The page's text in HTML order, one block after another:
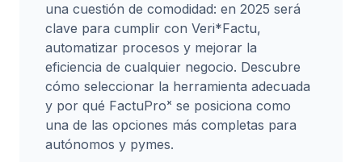
una cuestión de comodidad: en 2025 será
clave para cumplir con Veri*Factu,
automatizar procesos y mejorar la
eficiencia de cualquier negocio. Descubre
cómo seleccionar la herramienta adecuada
y por qué FactuProˣ se posiciona como
una de las opciones más completas para
autónomos y pymes.